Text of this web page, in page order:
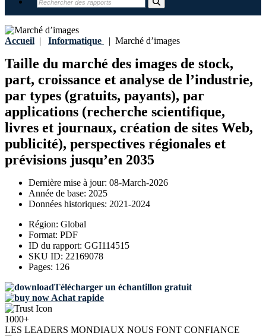
Accueil | Informatique | Marché d’images
Taille du marché des images de stock,
part, croissance et analyse de l’industrie,
par types (gratuits, payants), par
applications (recherche scientifique,
livres et journaux, création de sites Web,
publicité), perspectives régionales et
prévisions jusqu’en 2035
Dernière mise à jour: 08-March-2026
Année de base: 2025
Données historiques: 2021-2024
Région: Global
Format: PDF
ID du rapport: GGI114515
SKU ID: 22169078
Pages: 126
Télécharger un échantillon gratuit
Achat rapide
1000+
LES LEADERS MONDIAUX NOUS FONT CONFIANCE